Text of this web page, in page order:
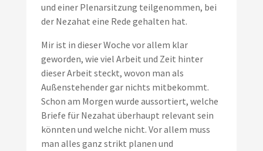
und einer Plenarsitzung teilgenommen, bei
der Nezahat eine Rede gehalten hat.
Mir ist in dieser Woche vor allem klar
geworden, wie viel Arbeit und Zeit hinter
dieser Arbeit steckt, wovon man als
Außenstehender gar nichts mitbekommt.
Schon am Morgen wurde aussortiert, welche
Briefe für Nezahat überhaupt relevant sein
könnten und welche nicht. Vor allem muss
man alles ganz strikt planen und